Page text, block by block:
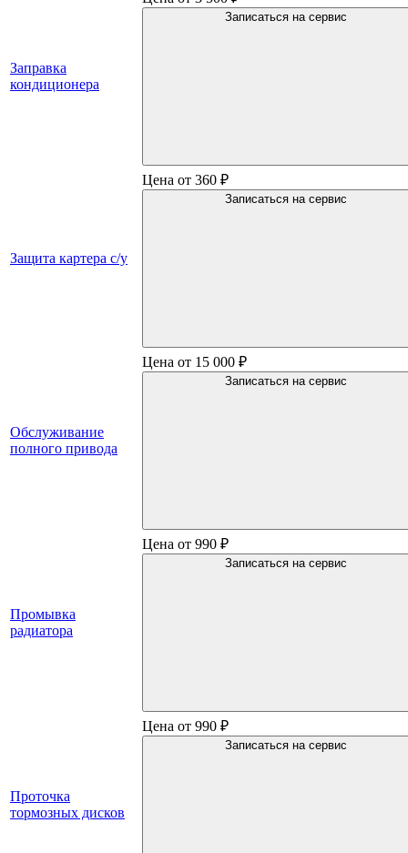
Заправка
кондиционера
Записаться на сервис
Защита картера с/у
Цена от 360 ₽
Записаться на сервис
Обслуживание
полного привода
Цена от 15 000 ₽
Записаться на сервис
Промывка
радиатора
Цена от 990 ₽
Записаться на сервис
Проточка
тормозных дисков
Цена от 990 ₽
Записаться на сервис